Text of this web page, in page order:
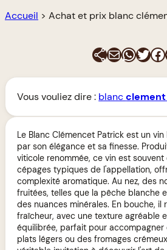
Accueil > Achat et prix blanc
E-mail
Vous vouliez dire : blancclement
Le Blanc Clémencet Patrick est un
par son élégance et sa finesse.
viticole renommée, ce vin est
cépages typiques de l'appellation,
complexité aromatique. Au nez, des
fruitées, telles que la pêche blanche
des nuances minérales. En bouche, il
fraîcheur, avec une texture agréable
équilibrée, parfait pour
plats légers ou des fromages